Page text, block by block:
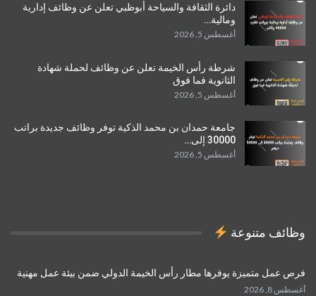
دائرة الثقافة والسياحة أبوظبي تعلن عن وظائف إدارية
ومالية…
أغسطس 5, 2026
شرطة رأس الخيمة تعلن عن وظائف لحملة شهادة
الثانوية فما فوق
أغسطس 5, 2026
جامعة حمدان بن محمد الذكية توفر وظائف جديدة براتب
30000 إلى…
أغسطس 5, 2026
وظائف متنوعة
فرص عمل متميزة يوفرها مطار رأس الخيمة الدولي ضمن بيئة عمل مهنية
أغسطس 8, 2026